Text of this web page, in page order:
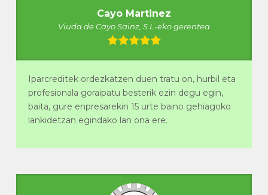
Cayo Martinez
Viuda de Cayo Sainz, S.L-eko gerentea
Iparcreditek ordezkatzen duen tratu on, hurbil eta
profesionala goraipatu besterik ezin degu egin,
baita, gure enpresarekin 15 urte baino gehiagoko
lankidetzan egindako lan ona ere.